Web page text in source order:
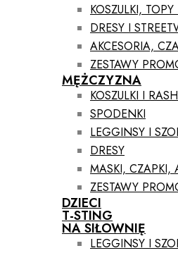
KOSZULKI,
DRESY I
AKCESORIA,
ZESTAWY
MĘŻCZYZNA
KOSZULKI I
SPODENKI
LEGGINSY I
DRESY
MASKI, CZAPKI,
ZESTAWY
DZIECI
T-STING
NA SIŁOWNIĘ
LEGGINSY I